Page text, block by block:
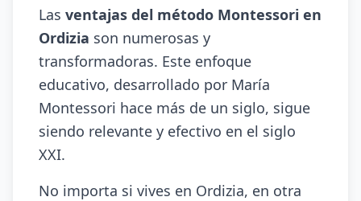
Las ventajas del método Montessori en
Ordizia son numerosas y
transformadoras. Este enfoque
educativo, desarrollado por María
Montessori hace más de un siglo, sigue
siendo relevante y efectivo en el siglo
XXI.
No importa si vives en Ordizia, en otra